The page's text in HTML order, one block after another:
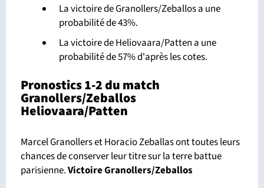
La victoire de Granollers/Zeballos a une
probabilité de 43%.
La victoire de Heliovaara/Patten a une
probabilité de 57% d'après les cotes.
Pronostics 1-2 du match
Granollers/Zeballos
Heliovaara/Patten
Marcel Granollers et Horacio Zeballas ont toutes leurs
chances de conserver leur titre sur la terre battue
parisienne.Victoire Granollers/Zeballos